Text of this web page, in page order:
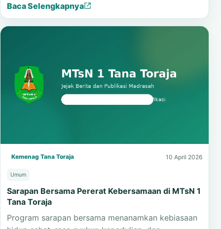
Baca Selengkapnya
Kemenag Tana Toraja 10 April 2026
Umum
Sarapan Bersama Pererat Kebersamaan di MTsN 1
Tana Toraja
Program sarapan bersama menanamkan kebiasaan